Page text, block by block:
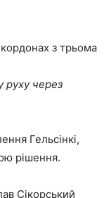
руху через
Гельсінкі,
рішення.
Сікорський